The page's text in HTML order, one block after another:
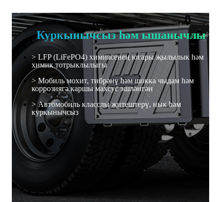
Куркынычсыз һәм ышанычлы
> LFP (LiFePO4) химиясенең югары җылылык һәм
химик тотрыклылыгы
> Мобиль мохит, тибрәнү һәм шокка чыдам һәм
коррозиягә каршы махсус эшләнгән
> Автомобиль класслы җитештерү, нык һәм
куркынычсыз